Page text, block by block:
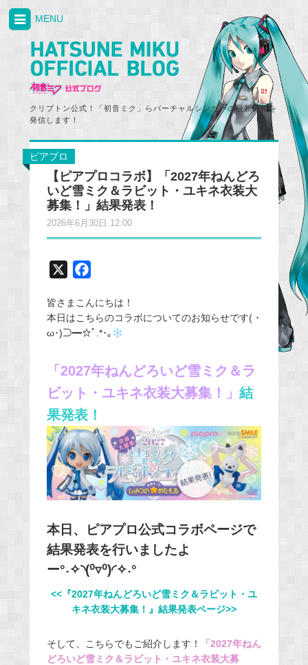
クリプトン公式！「初音ミク」らバーチャルシンガーの最新情報を
発信します！
MENU
ピアプロ
【ピアプロコラボ】「2027年ねんどろ
いど雪ミク＆ラビット・ユキネ衣装大
募集！」結果発表！
2026年6月30日 12:00
c
e
o
k
皆さまこんにちは！
本日はこちらのコラボについてのお知らせです( ･
ω･)⊃━☆ﾟ.*･｡
「2027年ねんどろいど雪ミク＆ラ
ビット・ユキネ衣装大募集！」 結
果発表！
本日、ピアプロ公式コラボページで
結果発表を行いましたよ
ー°˖✧◝(⁰▿⁰)◜✧˖°
<<『2027年ねんどろいど雪ミク＆ラビット・ユ
キネ衣装大募集！』結果発表ページ>>
そして、こちらでもご紹介します！
「2027年ねん
どろいど雪ミク＆ラビット・ユキネ衣装大募